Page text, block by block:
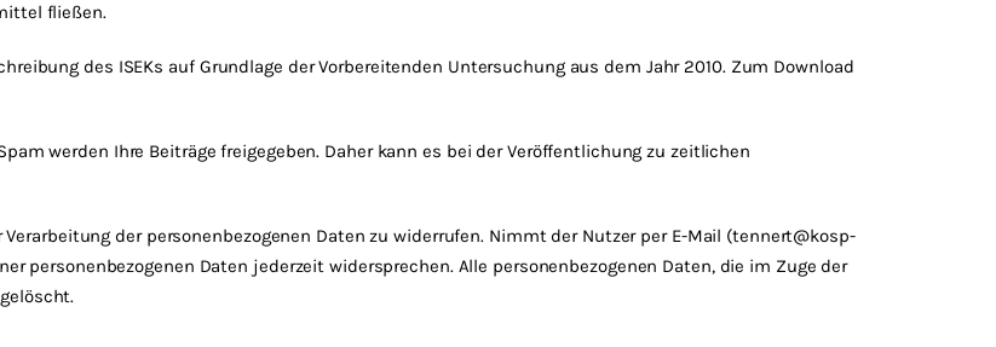
fließen.
des ISEKs auf Grundlage der Vorbereitenden Untersuchung aus dem Jahr 2010. Zum Download
werden Ihre Beiträge freigegeben. Daher kann es bei der Veröffentlichung zu zeitlichen
der personenbezogenen Daten zu widerrufen. Nimmt der Nutzer per E-Mail (tennert@kosp-
personenbezogenen Daten jederzeit widersprechen. Alle personenbezogenen Daten, die im Zuge der